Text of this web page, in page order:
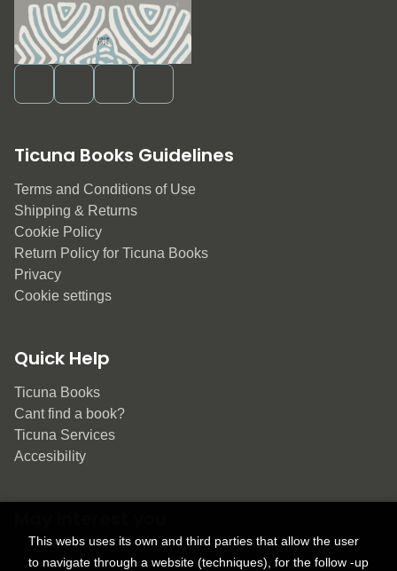
Ticuna Books Guidelines
Terms and Conditions of Use
Shipping & Returns
Cookie Policy
Return Policy for Ticuna Books
Privacy
Cookie settings
Quick Help
Ticuna Books
Cant find a book?
Ticuna Services
Accesibility
This webs uses its own and third parties that allow the user
to navigate through a website (techniques), for the follow -up